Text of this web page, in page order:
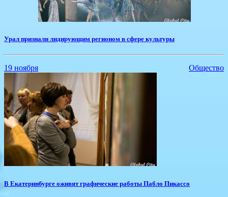
Урал признали лидирующим регионом в сфере культуры
19 ноября Общество
В Екатеринбурге оживят графические работы Пабло Пикассо